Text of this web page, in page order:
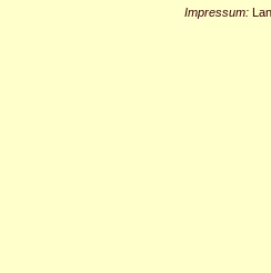
Impressum: